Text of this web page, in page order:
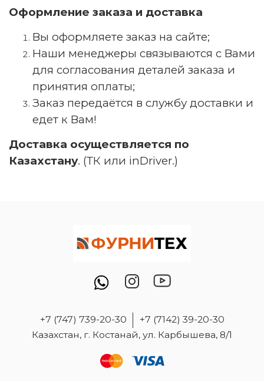
Оформление заказа и доставка
Вы оформляете заказ на сайте;
Наши менеджеры связываются с Вами
для согласования деталей заказа и
принятия оплаты;
Заказ передаётся в службу доставки и
едет к Вам!
Доставка осуществляется по
Казахстану. (ТК или inDriver.)
+7 (747) 739-20-30
+7 (7142) 39-20-30
Казахстан, г. Костанай, ул. Карбышева, 8/1